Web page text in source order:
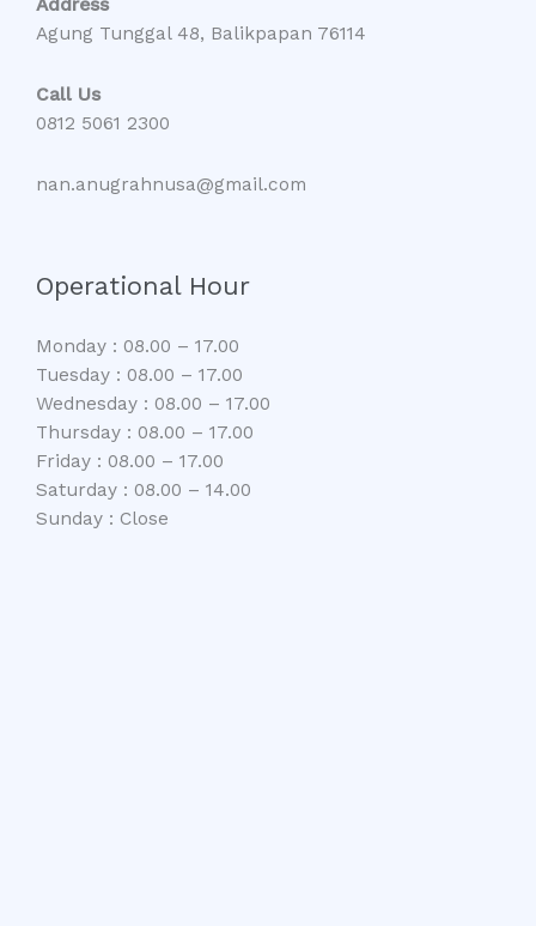
Address
Agung Tunggal 48, Balikpapan 76114
Call Us
0812 5061 2300
nan.anugrahnusa@gmail.com
Operational Hour
Monday : 08.00 – 17.00
Tuesday : 08.00 – 17.00
Wednesday : 08.00 – 17.00
Thursday : 08.00 – 17.00
Friday : 08.00 – 17.00
Saturday : 08.00 – 14.00
Sunday : Close